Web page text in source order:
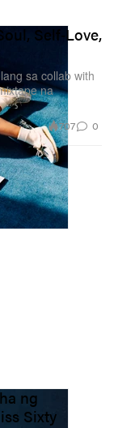
Self‑Love,
sa collab with
na
707 0
ng
Sixty